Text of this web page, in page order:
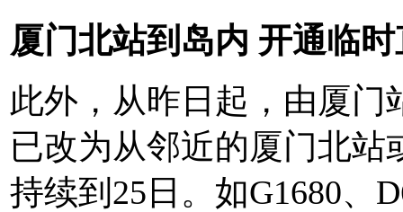
厦门北站到岛内 开通临
此外，从昨日起，由厦
已改为从邻近的厦门北
持续到25日。如G1680、